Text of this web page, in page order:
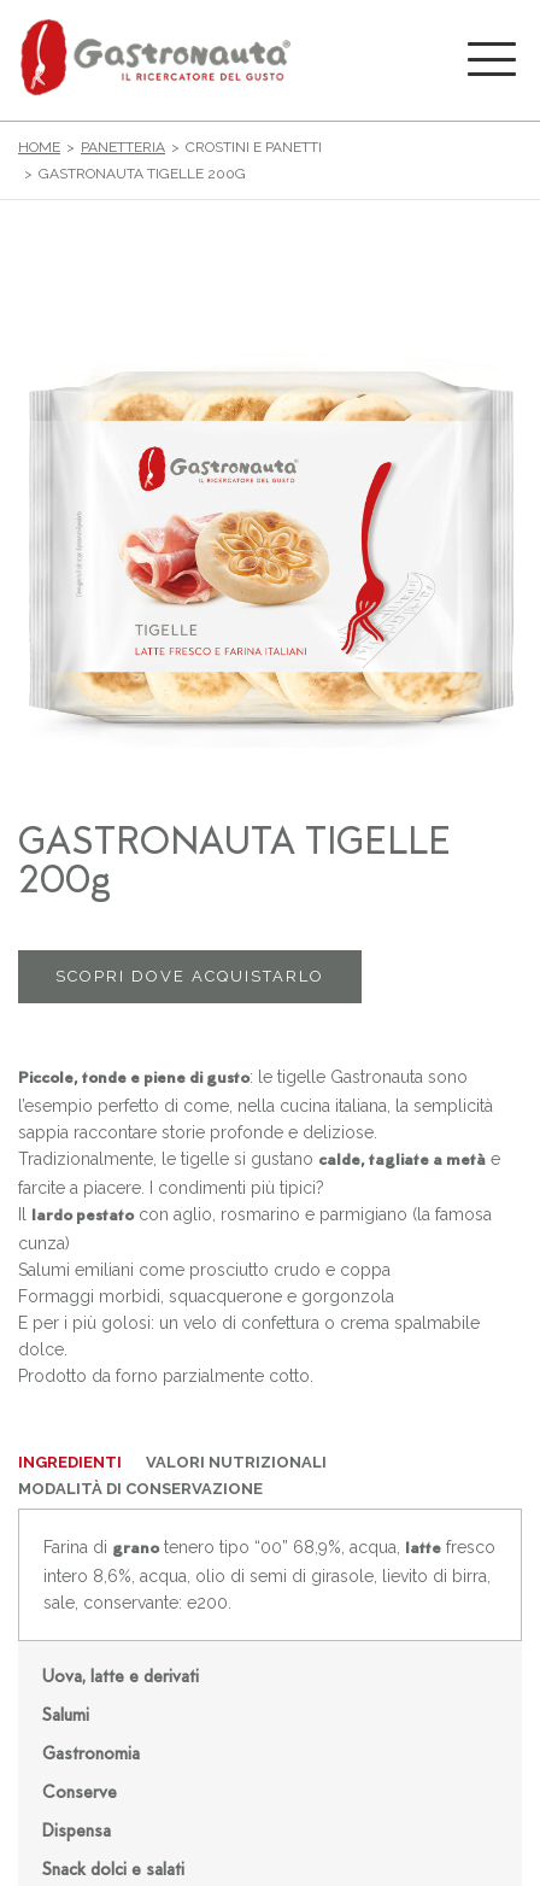
HOME PANETTERIA
CROSTINI E PANETTI
GASTRONAUTA TIGELLE 200G
Uova, latte e derivati
Salumi
Gastronomia
Conserve
Dispensa
Snack dolci e salati
GASTRONAUTA TIGELLE
200g
SCOPRI DOVE ACQUISTARLO
Piccole, tonde e piene di gusto: le tigelle Gastronauta sono
l’esempio perfetto di come, nella cucina italiana, la semplicità
sappia raccontare storie profonde e deliziose.
Tradizionalmente, le tigelle si gustano calde, tagliate a metà e
farcite a piacere. I condimenti più tipici?
lardo pestatocon aglio, rosmarino e parmigiano (la famosa
cunza)
Salumi emiliani come prosciutto crudo e coppa
Formaggi morbidi, squacquerone e gorgonzola
E per i più golosi: un velo di confettura o crema spalmabile
dolce.
Prodotto da forno parzialmente cotto.
INGREDIENTI
VALORI NUTRIZIONALI
MODALITÀ DI CONSERVAZIONE
Farina di granotenero tipo “00” 68,9%, acqua, latte fresco
intero 8,6%, acqua, olio di semi di girasole, lievito di birra,
sale, conservante: e200.